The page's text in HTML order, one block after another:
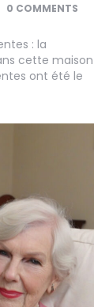
0 COMMENTS
: la
cette maison
ont été le